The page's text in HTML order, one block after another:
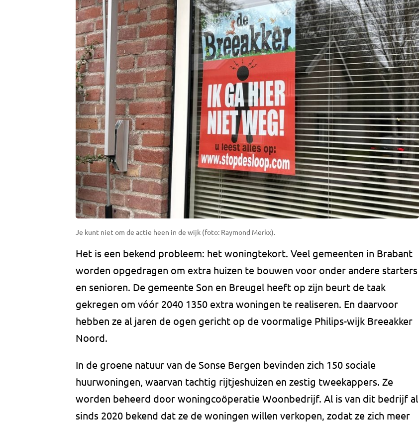
Je kunt niet om de actie heen in de wijk (foto: Raymond Merkx).
Het is een bekend probleem: het woningtekort. Veel gemeenten in Brabant
worden opgedragen om extra huizen te bouwen voor onder andere starters
en senioren. De gemeente Son en Breugel heeft op zijn beurt de taak
gekregen om vóór 2040 1350 extra woningen te realiseren. En daarvoor
hebben ze al jaren de ogen gericht op de voormalige Philips-wijk Breeakker
Noord.
In de groene natuur van de Sonse Bergen bevinden zich 150 sociale
huurwoningen, waarvan tachtig rijtjeshuizen en zestig tweekappers. Ze
worden beheerd door woningcoöperatie Woonbedrijf. Al is van dit bedrijf al
sinds 2020 bekend dat ze de woningen willen verkopen, zodat ze zich meer